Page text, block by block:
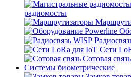
радиомосты
Сети
Сотовая связь
Системы биометрические